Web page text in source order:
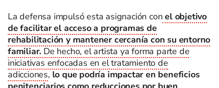
La defensa impulsó esta asignación con el objetivo
de facilitar el acceso a programas de
rehabilitación y mantener cercanía con su entorno
familiar. De hecho, el artista ya forma parte de
iniciativas enfocadas en el tratamiento de
adicciones, lo que podría impactar en beneficios